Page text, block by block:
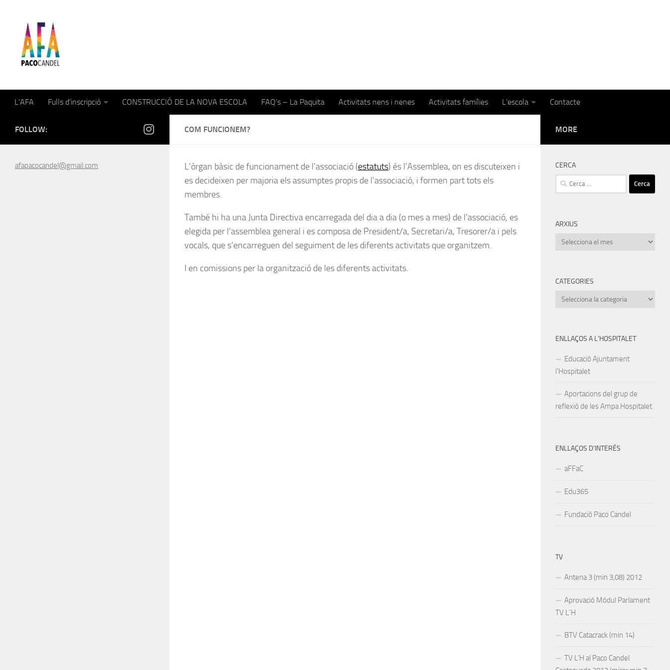
L’AFA Fulls d’inscripció CONSTRUCCIÓ DE LA NOVA ESCOLA FAQ’s – La Paquita Activitats nens i nenes Activitats famílies L’escola Contacte
COM FUNCIONEM?
L’òrgan bàsic de funcionament de l’associació (estatuts) és l’Assemblea, on es discuteixen i
es decideixen per majoria els assumptes propis de l’associació, i formen part tots els
membres.
També hi ha una Junta Directiva encarregada del dia a dia (o mes a mes) de l’associació, es
elegida per l’assemblea general i es composa de President/a, Secretari/a, Tresorer/a i pels
vocals, que s’encarreguen del seguiment de les diferents activitats que organitzem.
I en comissions per la organització de les diferents activitats.
FOLLOW:
afapacocandel@gmail.com
MORE
CERCA
Cerca:
ARXIUS
Arxius
CATEGORIES
Categories
ENLLAÇOS A L’HOSPITALET
Educació Ajuntament
l’Hospitalet
Aportacions del grup de
reflexió de les Ampa Hospitalet
ENLLAÇOS D’INTERÉS
aFFaC
Edu365
Fundació Paco Candel
TV
Antena 3 (min 3,08) 2012
Aprovació Módul Parlament
TV L´H
BTV Catacrack (min 14)
TV L’H al Paco Candel